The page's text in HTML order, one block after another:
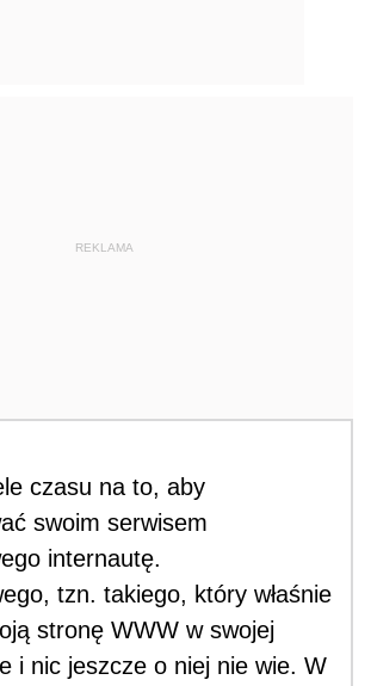
REKLAMA
czasu na to, aby
swoim serwisem
internautę.
tzn. takiego, który właśnie
stronę WWW w swojej
i nic jeszcze o niej nie wie. W